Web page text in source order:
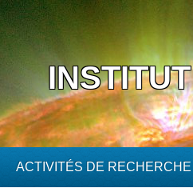
ACTIVITÉS DE RECHERCHE